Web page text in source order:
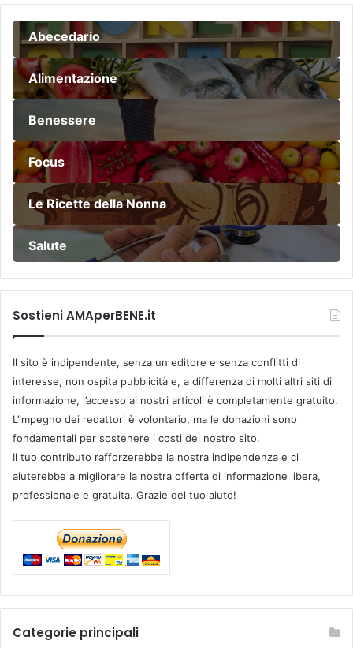
Abecedario
Alimentazione
Benessere
Focus
Le Ricette della Nonna
Salute
Sostieni AMAperBENE.it
Il sito è indipendente, senza un editore e senza conflitti di
interesse, non ospita pubblicità e, a differenza di molti altri siti di
informazione, l’accesso ai nostri articoli è completamente gratuito.
L’impegno dei redattori è volontario, ma le donazioni sono
fondamentali per sostenere i costi del nostro sito.
Il tuo contributo rafforzerebbe la nostra indipendenza e ci
aiuterebbe a migliorare la nostra offerta di informazione libera,
professionale e gratuita. Grazie del tuo aiuto!
Categorie principali